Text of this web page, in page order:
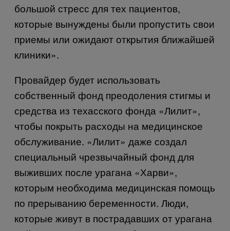
большой стресс для тех пациентов,
которые вынуждены были пропустить свои
приемы или ожидают открытия ближайшей
клиники».
Провайдер будет использовать
собственный фонд преодоления стигмы и
средства из техасского фонда «Лилит»,
чтобы покрыть расходы на медицинское
обслуживание. «Лилит» даже создал
специальный чрезвычайный фонд для
выживших после урагана «Харви»,
которым необходима медицинская помощь
по прерыванию беременности. Люди,
которые живут в пострадавших от урагана